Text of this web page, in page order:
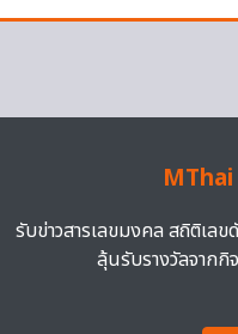
MThai
รับข่าวสารเลขมงคล สถิติเล
ลุ้นรับรางวัลจากกิ